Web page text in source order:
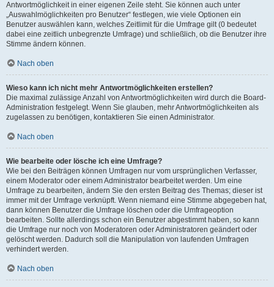
Antwortmöglichkeit in einer eigenen Zeile steht. Sie können auch unter
„Auswahlmöglichkeiten pro Benutzer“ festlegen, wie viele Optionen ein
Benutzer auswählen kann, welches Zeitlimit für die Umfrage gilt (0 bedeutet
dabei eine zeitlich unbegrenzte Umfrage) und schließlich, ob die Benutzer ihre
Stimme ändern können.
Nach oben
Wieso kann ich nicht mehr Antwortmöglichkeiten erstellen?
Die maximal zulässige Anzahl von Antwortmöglichkeiten wird durch die Board-
Administration festgelegt. Wenn Sie glauben, mehr Antwortmöglichkeiten als
zugelassen zu benötigen, kontaktieren Sie einen Administrator.
Nach oben
Wie bearbeite oder lösche ich eine Umfrage?
Wie bei den Beiträgen können Umfragen nur vom ursprünglichen Verfasser,
einem Moderator oder einem Administrator bearbeitet werden. Um eine
Umfrage zu bearbeiten, ändern Sie den ersten Beitrag des Themas; dieser ist
immer mit der Umfrage verknüpft. Wenn niemand eine Stimme abgegeben hat,
dann können Benutzer die Umfrage löschen oder die Umfrageoption
bearbeiten. Sollte allerdings schon ein Benutzer abgestimmt haben, so kann
die Umfrage nur noch von Moderatoren oder Administratoren geändert oder
gelöscht werden. Dadurch soll die Manipulation von laufenden Umfragen
verhindert werden.
Nach oben